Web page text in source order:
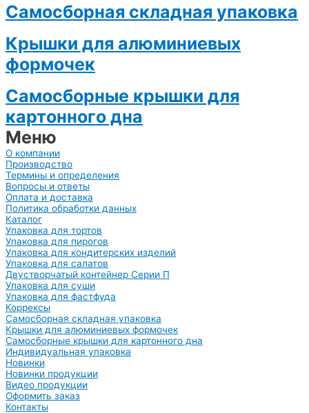
Самосборная складная упаковка
Крышки для алюминиевых
формочек
Самосборные крышки для
картонного дна
Меню
О компании
Производство
Термины и определения
Вопросы и ответы
Оплата и доставка
Политика обработки данных
Каталог
Упаковка для тортов
Упаковка для пирогов
Упаковка для кондитерских изделий
Упаковка для салатов
Двустворчатый контейнер Серии П
Упаковка для суши
Упаковка для фастфуда
Коррексы
Самосборная складная упаковка
Крышки для алюминиевых формочек
Самосборные крышки для картонного дна
Индивидуальная упаковка
Новинки
Новинки продукции
Видео продукции
Оформить заказ
Контакты